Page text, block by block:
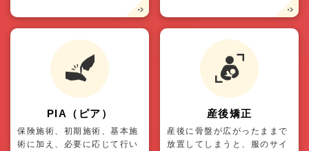
PIA（ピア）
保険施術、初期施術、基本施
術に加え、必要に応じて行い
産後矯正
産後に骨盤が広がったままで
放置してしまうと、服のサイ